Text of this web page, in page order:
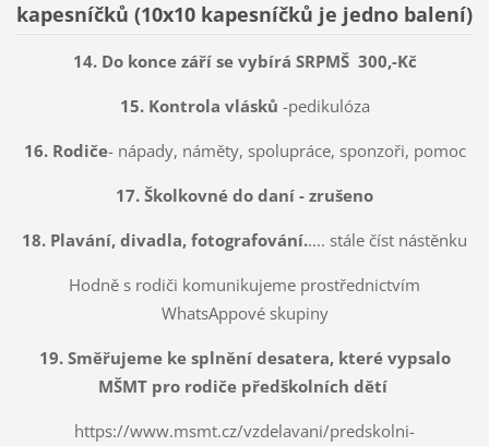
kapesníčků (10x10 kapesníčků je jedno balení)
14. Do konce září se vybírá SRPMŠ 300,-Kč
15. Kontrola vlásků -pedikulóza
16. Rodiče- nápady, náměty, spolupráce, sponzoři, pomoc
17. Školkovné do daní - zrušeno
18. Plavání, divadla, fotografování..... stále číst nástěnku
Hodně s rodiči komunikujeme prostřednictvím
WhatsAppové skupiny
19. Směřujeme ke splnění desatera, které vypsalo
MŠMT pro rodiče předškolních dětí
https://www.msmt.cz/vzdelavani/predskolni-